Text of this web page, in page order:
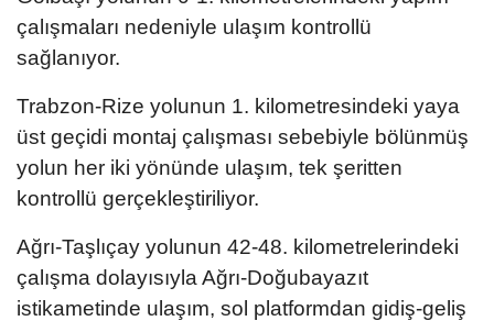
çalışmaları nedeniyle ulaşım kontrollü
sağlanıyor.
Trabzon-Rize yolunun 1. kilometresindeki yaya
üst geçidi montaj çalışması sebebiyle bölünmüş
yolun her iki yönünde ulaşım, tek şeritten
kontrollü gerçekleştiriliyor.
Ağrı-Taşlıçay yolunun 42-48. kilometrelerindeki
çalışma dolayısıyla Ağrı-Doğubayazıt
istikametinde ulaşım, sol platformdan gidiş-geliş